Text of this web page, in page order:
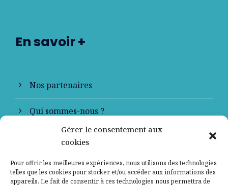
Gérer le consentement aux
cookies
Pour offrir les meilleures expériences, nous utilisons des technologies
telles que les cookies pour stocker et/ou accéder aux informations des
appareils. Le fait de consentir à ces technologies nous permettra de
En savoir +
Nos partenaires
Qui sommes-nous ?
Contactez-nous
Mentions légales